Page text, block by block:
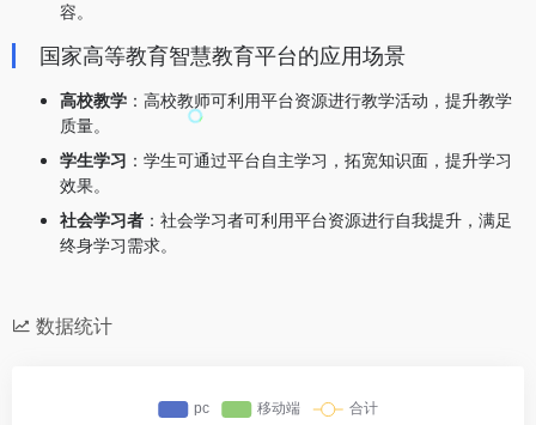
容。
国家高等教育智慧教育平台的应用场景
高校教学 ：高校教师可利用平台资源进行教学活动，提升教学
质量。
学生学习 ：学生可通过平台自主学习，拓宽知识面，提升学习
效果。
社会学习者 ：社会学习者可利用平台资源进行自我提升，满足
终身学习需求。
数据统计